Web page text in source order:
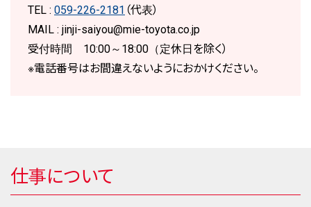
TEL : 059-226-2181 （代表）
MAIL : jinji-saiyou@mie-toyota.co.jp
受付時間 10:00～18:00（定休日を除く）
※電話番号はお間違えないようにおかけください。
仕事について